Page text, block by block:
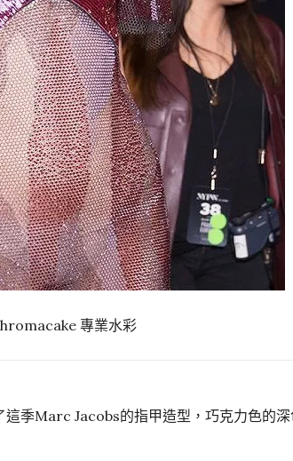
專業水彩
季Marc Jacobs的指甲造型，巧克力色的